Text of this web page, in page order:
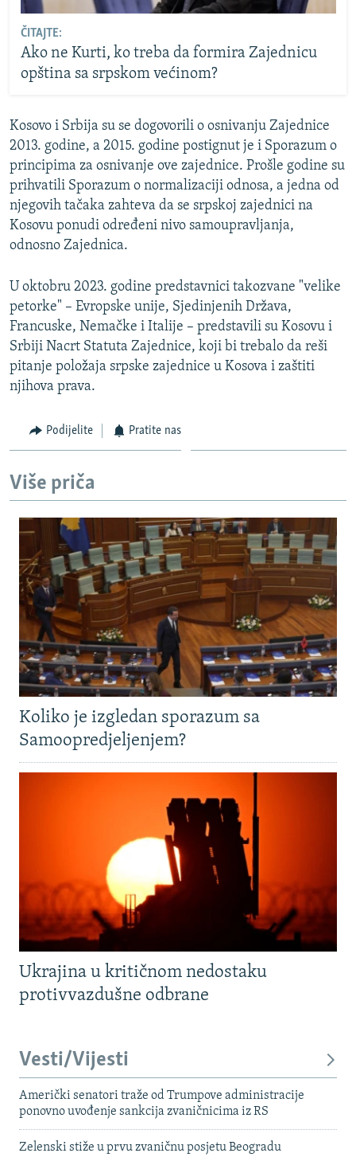
ČITAJTE:
Ako ne Kurti, ko treba da formira Zajednicu
opština sa srpskom većinom?
Kosovo i Srbija su se dogovorili o osnivanju Zajednice
2013. godine, a 2015. godine postignut je i Sporazum o
principima za osnivanje ove zajednice. Prošle godine su
prihvatili Sporazum o normalizaciji odnosa, a jedna od
njegovih tačaka zahteva da se srpskoj zajednici na
Kosovu ponudi određeni nivo samoupravljanja,
odnosno Zajednica.
U oktobru 2023. godine predstavnici takozvane "velike
petorke" – Evropske unije, Sjedinjenih Država,
Francuske, Nemačke i Italije – predstavili su Kosovu i
Srbiji Nacrt Statuta Zajednice, koji bi trebalo da reši
pitanje položaja srpske zajednice u Kosova i zaštiti
njihova prava.
Podijelite Pratite nas
Više priča
Koliko je izgledan sporazum sa
Samoopredjeljenjem?
Ukrajina u kritičnom nedostaku
protivvazdušne odbrane
Vesti/Vijesti
Američki senatori traže od Trumpove administracije
ponovno uvođenje sankcija zvaničnicima iz RS
Zelenski stiže u prvu zvaničnu posjetu Beogradu